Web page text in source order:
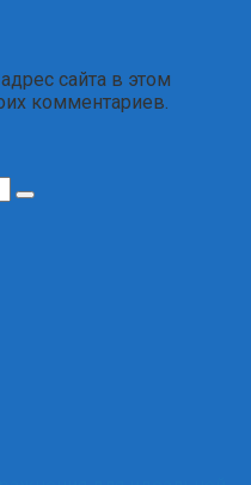
сайта в этом
комментариев.